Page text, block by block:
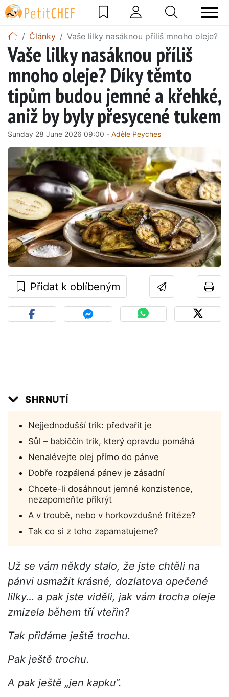
Články Vaše lilky nasáknou příliš mnoho oleje?
Vaše lilky nasáknou příliš
mnoho oleje? Díky těmto
tipům budou jemné a křehké,
aniž by byly přesycené tukem
Sunday 28 June 2026 09:00 - Adèle Peyches
Přidat k oblíbeným
SHRNUTÍ
Nejjednodušší trik: předvařit je
Sůl – babiččin trik, který opravdu pomáhá
Nenalévejte olej přímo do pánve
Dobře rozpálená pánev je zásadní
Chcete-li dosáhnout jemné konzistence,
nezapomeňte přikrýt
A v troubě, nebo v horkovzdušné fritéze?
Tak co si z toho zapamatujeme?
Už se vám někdy stalo, že jste chtěli na
pánvi usmažit krásné, dozlatova opečené
lilky… a pak jste viděli, jak vám trocha oleje
zmizela během tří vteřin?
Tak přidáme ještě trochu.
Pak ještě trochu.
A pak ještě „jen kapku“.